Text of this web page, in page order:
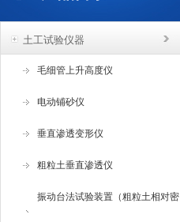
土工试验仪器
毛细管上升高度仪
电动铺砂仪
垂直渗透变形仪
粗粒土垂直渗透仪
振动台法试验装置（粗粒土相对密